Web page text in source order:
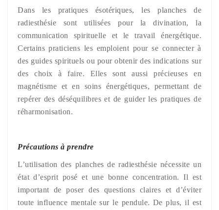
Dans les pratiques ésotériques, les planches de
radiesthésie sont utilisées pour la divination, la
communication spirituelle et le travail énergétique.
Certains praticiens les emploient pour se connecter à
des guides spirituels ou pour obtenir des indications sur
des choix à faire. Elles sont aussi précieuses en
magnétisme et en soins énergétiques, permettant de
repérer des déséquilibres et de guider les pratiques de
réharmonisation.
Précautions à prendre
L’utilisation des planches de radiesthésie nécessite un
état d’esprit posé et une bonne concentration. Il est
important de poser des questions claires et d’éviter
toute influence mentale sur le pendule. De plus, il est